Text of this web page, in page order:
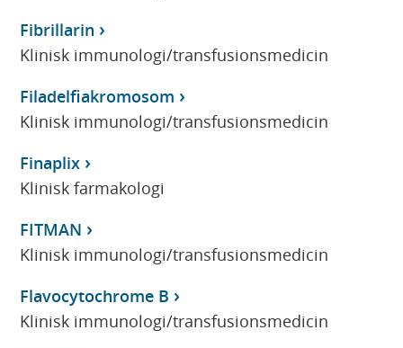
Fibrillarin
Klinisk immunologi/transfusionsmedicin
Filadelfiakromosom
Klinisk immunologi/transfusionsmedicin
Finaplix
Klinisk farmakologi
FITMAN
Klinisk immunologi/transfusionsmedicin
Flavocytochrome B
Klinisk immunologi/transfusionsmedicin